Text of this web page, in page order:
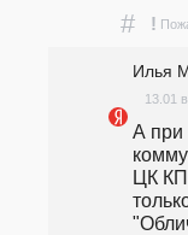
# !
Илья
13.01
А при
ЦК